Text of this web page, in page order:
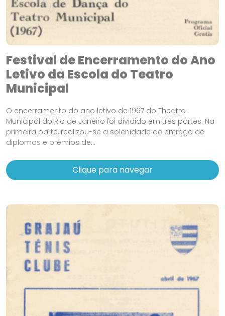
Festival de Encerramento do Ano
Letivo da Escola do Teatro
Municipal
O encerramento do ano letivo de 1967 do Theatro
Municipal do Rio de Janeiro foi dividido em três partes. Na
primeira parte, realizou-se a solenidade de entrega de
diplomas e prêmios de...
Clique para navegar